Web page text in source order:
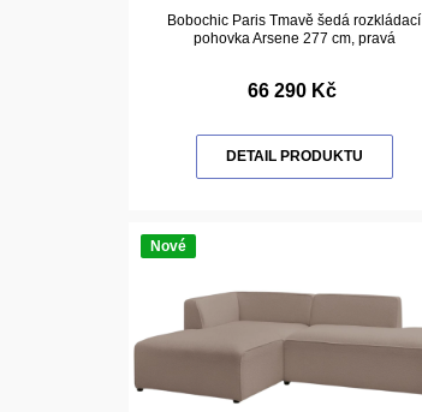
Bobochic Paris Tmavě šedá rozkládací
pohovka Arsene 277 cm, pravá
66 290 Kč
DETAIL PRODUKTU
Nové